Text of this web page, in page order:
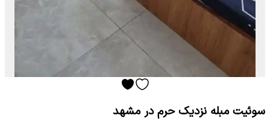
سوئیت مبله نزدیک حرم در مشهد